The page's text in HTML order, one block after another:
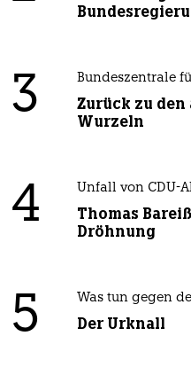
3 Bundeszentrale
Zurück zu
Wurzeln
4 Unfall von CDU-
Thomas
Dröhnung
5 Was tun gegen
Der Urknall